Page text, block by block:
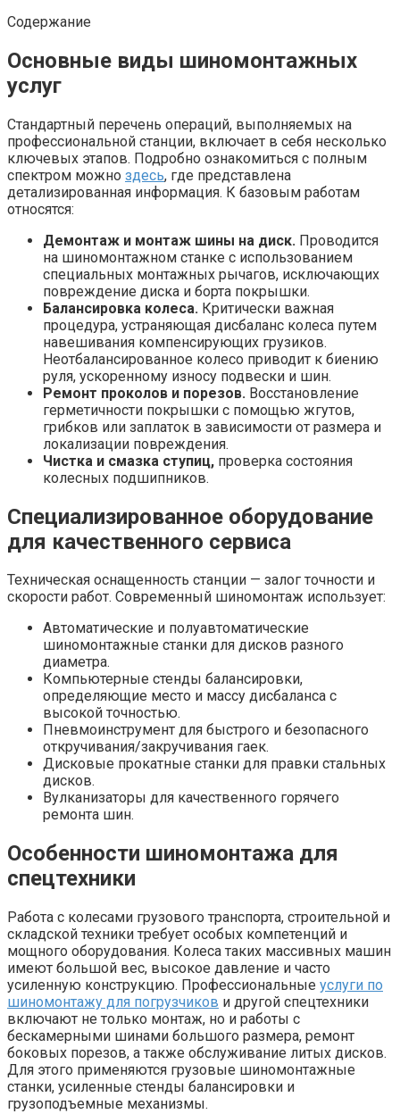
Содержание
Основные виды шиномонтажных
услуг
Стандартный перечень операций, выполняемых на
профессиональной станции, включает в себя несколько
ключевых этапов. Подробно ознакомиться с полным
спектром можно здесь, где представлена
детализированная информация. К базовым работам
относятся:
Демонтаж и монтаж шины на диск. Проводится
на шиномонтажном станке с использованием
специальных монтажных рычагов, исключающих
повреждение диска и борта покрышки.
Балансировка колеса. Критически важная
процедура, устраняющая дисбаланс колеса путем
навешивания компенсирующих грузиков.
Неотбалансированное колесо приводит к биению
руля, ускоренному износу подвески и шин.
Ремонт проколов и порезов. Восстановление
герметичности покрышки с помощью жгутов,
грибков или заплаток в зависимости от размера и
локализации повреждения.
Чистка и смазка ступиц, проверка состояния
колесных подшипников.
Специализированное оборудование
для качественного сервиса
Техническая оснащенность станции — залог точности и
скорости работ. Современный шиномонтаж использует:
Автоматические и полуавтоматические
шиномонтажные станки для дисков разного
диаметра.
Компьютерные стенды балансировки,
определяющие место и массу дисбаланса с
высокой точностью.
Пневмоинструмент для быстрого и безопасного
откручивания/закручивания гаек.
Дисковые прокатные станки для правки стальных
дисков.
Вулканизаторы для качественного горячего
ремонта шин.
Особенности шиномонтажа для
спецтехники
Работа с колесами грузового транспорта, строительной и
складской техники требует особых компетенций и
мощного оборудования. Колеса таких массивных машин
имеют большой вес, высокое давление и часто
усиленную конструкцию. Профессиональные услуги по
шиномонтажу для погрузчиков и другой спецтехники
включают не только монтаж, но и работы с
бескамерными шинами большого размера, ремонт
боковых порезов, а также обслуживание литых дисков.
Для этого применяются грузовые шиномонтажные
станки, усиленные стенды балансировки и
грузоподъемные механизмы.